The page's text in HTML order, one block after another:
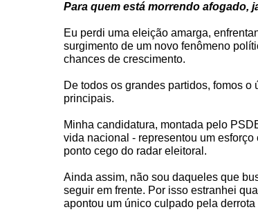
Para quem está morrendo afogado,
Eu perdi uma eleição amarga,
surgimento de um novo fenômeno
chances de crescimento.
De todos os grandes partidos, fomos
principais.
Minha candidatura, montada pelo
vida nacional - representou um
ponto cego do radar eleitoral.
Ainda assim, não sou daqueles que
seguir em frente. Por isso estranhei
apontou um único culpado pela